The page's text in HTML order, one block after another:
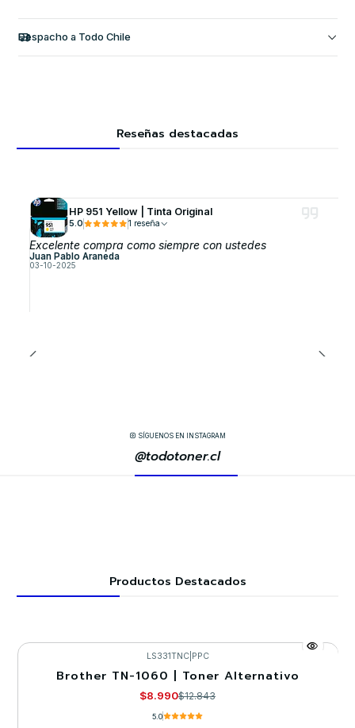
Despacho a Todo Chile
Reseñas destacadas
HP 951 Yellow | Tinta Original
5.0 1 reseña
Excelente compra como siempre con ustedes
Juan Pablo Araneda
03-10-2025
SÍGUENOS EN INSTAGRAM
@todotoner.cl
Productos Destacados
-30%
LS331TNC| PPC
Brother TN-1060 | Toner Alternativo
$8.990$12.843
5.0